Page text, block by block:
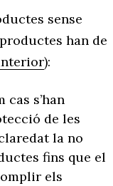
sense
han de
):
s’han
de les
la no
fins que el
els